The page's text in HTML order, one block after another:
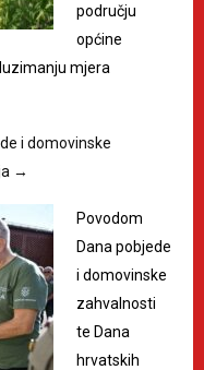
području
općine
mjera
i domovinske
→
Povodom
Dana pobjede
i domovinske
zahvalnosti
te Dana
hrvatskih